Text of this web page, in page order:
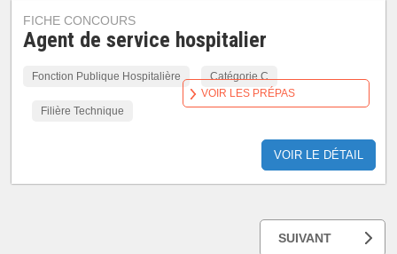
FICHE CONCOURS
Agent de service hospitalier
Fonction Publique Hospitalière Catégorie C
Filière Technique
VOIR LE DÉTAIL
VOIR LES PRÉPAS
SUIVANT